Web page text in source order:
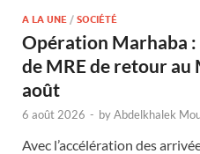
A LA UNE / SOCIÉTÉ
Opération Marhaba
de MRE de retour au
août
6 août 2026 - byAbdelkhalek
Avec l’accélération des